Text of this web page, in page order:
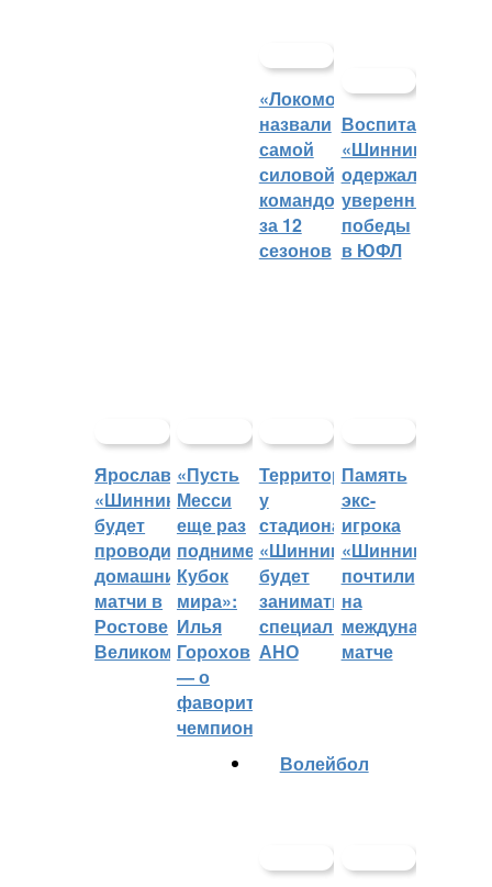
«Локомотив»
назвали
самой
силовой
командой
за 12
сезонов
Воспитанники
«Шинника»
одержали
уверенные
победы
в ЮФЛ
Ярославский
«Шинник»
будет
проводить
домашние
матчи в
Ростове
Великом
«Пусть
Месси
еще раз
поднимет
Кубок
мира»:
Илья
Горохов
— о
фаворитах
чемпионата
Территорией
у
стадиона
«Шинник»
будет
заниматься
специальное
АНО
Память
экс-
игрока
«Шинника»
почтили
на
международном
матче
Волейбол